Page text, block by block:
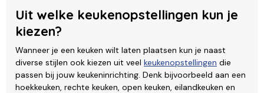
Uit welke keukenopstellingen kun je
kiezen?
Wanneer je een keuken wilt laten plaatsen kun je naast
diverse stijlen ook kiezen uit veel keukenopstellingen die
passen bij jouw keukeninrichting. Denk bijvoorbeeld aan een
hoekkeuken, rechte keuken, open keuken, eilandkeuken en